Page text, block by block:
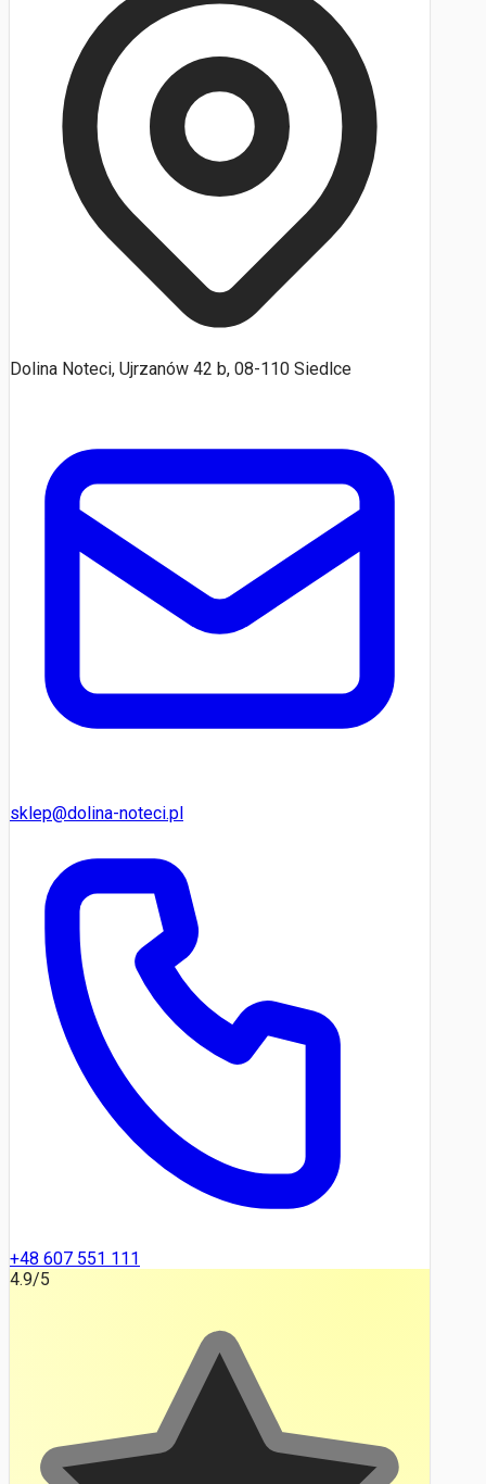
Dolina Noteci, Ujrzanów 42 b, 08-110 Siedlce
sklep@dolina-noteci.pl
+48 607 551 111
4.9/5